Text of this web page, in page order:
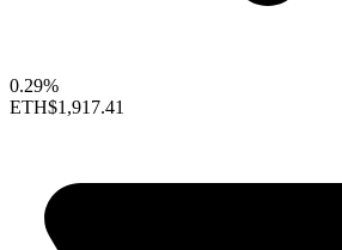
0.29%
ETH$1,917.41